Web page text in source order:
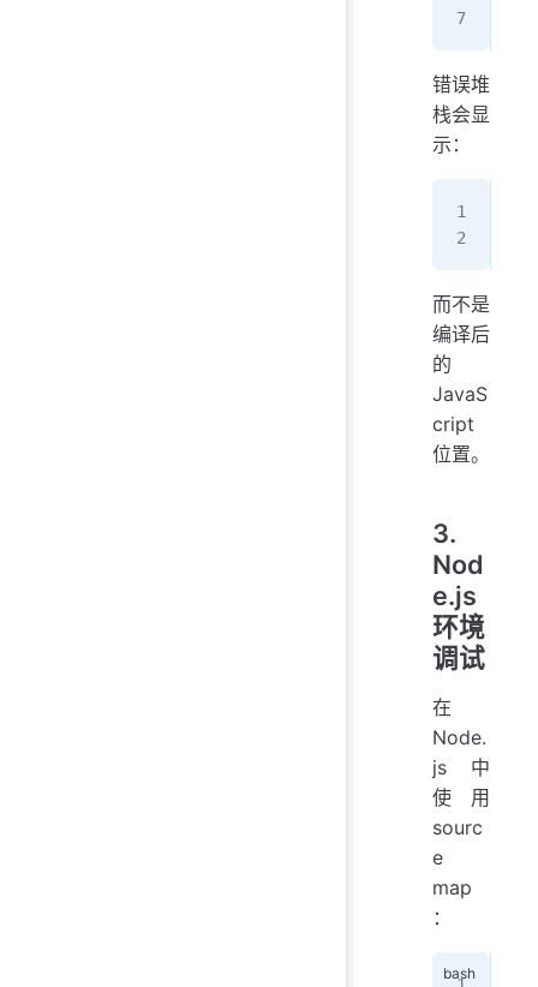
错误堆
栈会显
示：
而不是
编译后
的
JavaS
cript
位置。
3.
Nod
e.js
环境
调试
在
Node.
js 中
使用
sourc
e
map
：